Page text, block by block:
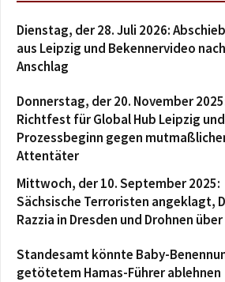
Dienstag, der 28. Juli 2026:
aus Leipzig und Bekennervideo
Anschlag
Donnerstag, der 20. November
Richtfest für Global Hub Leipzig und
Prozessbeginn gegen
Attentäter
Mittwoch, der 10. September 2025:
Sächsische Terroristen angeklagt,
Razzia in Dresden und Drohnen
Standesamt könnte Baby-
getötetem Hamas-Führer ablehnen